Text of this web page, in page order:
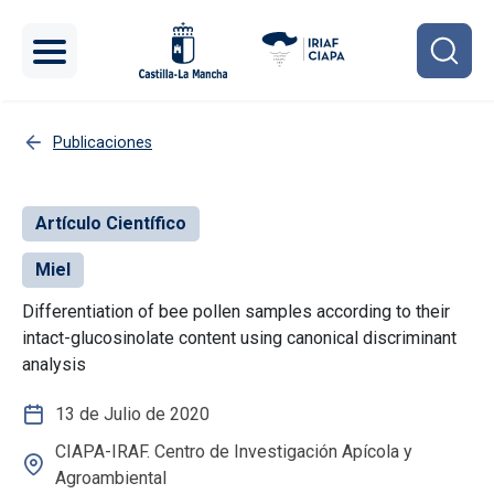
Publicaciones
Artículo Científico
Miel
Differentiation of bee pollen samples according to their
intact-glucosinolate content using canonical discriminant
analysis
13 de Julio de 2020
CIAPA-IRAF. Centro de Investigación Apícola y
Agroambiental